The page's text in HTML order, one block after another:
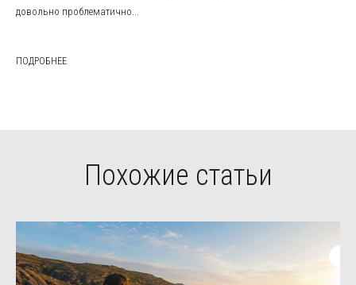
довольно проблематично...
ПОДРОБНЕЕ
Похожие статьи